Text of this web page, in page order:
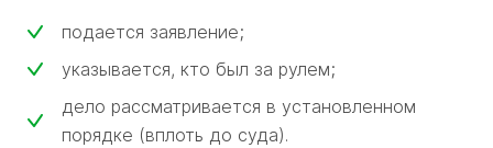
подается заявление;
указывается, кто был за рулем;
дело рассматривается в установленном
порядке (вплоть до суда).